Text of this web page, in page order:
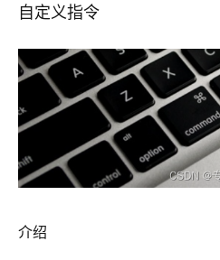
自定义指令
介绍